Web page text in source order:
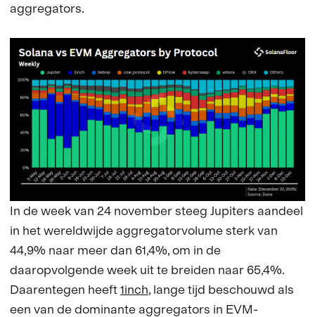
aggregators.
In de week van 24 november steeg Jupiters aandeel
in het wereldwijde aggregatorvolume sterk van
44,9% naar meer dan 61,4%, om in de
daaropvolgende week uit te breiden naar 65,4%.
Daarentegen heeft1inch, lange tijd beschouwd als
een van de dominante aggregators in EVM-